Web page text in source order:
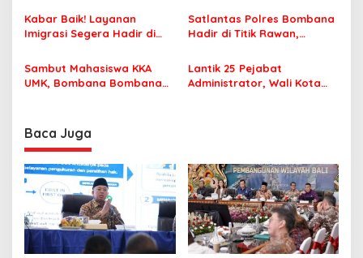
s
Jamaah Tetap Sehat dan
Nyaman Beribadah
Korupsi Jembatan Cirauci II
Kabar Baik! Layanan
Imigrasi Segera Hadir di
Perlu Lagi ke Kendari
Satlantas Polres Bombana
Hadir di Titik Rawan,
Sekolah dengan Aman
Sambut Mahasiswa KKA
UMK, Bombana Bombana
Lantik 25 Pejabat
Administrator, Wali Kota
Baca Juga